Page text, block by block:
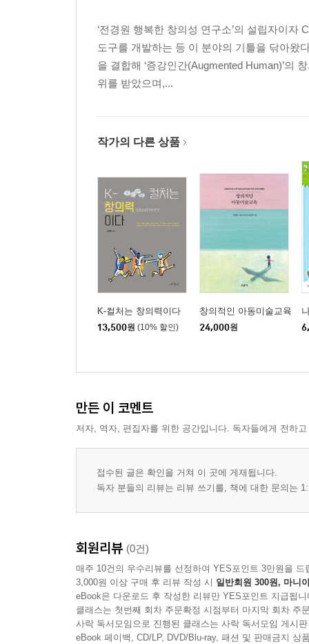
- 검사 도구
- 분 석
- 연구 질문
‘전경원 행복한 창의성 연구소’의 설립자이
도구를 개발하는 등 이 분야의 기틀을 닦아왔
을 결합해 ‘증강인간(Augmented Human)’의
위를 받았으며,...
작가의 다른 상품
K-컬처는 창의력이다
13,500원 (10% 할인)
창의적인 아동미술교육
24,000원
만든 이 코멘트
저자, 역자, 편집자를 위한 공간입니다. 독자들에게 전하
접수된 글은 확인을 거쳐 이 곳에 게재됩니다.
독자 분들의 리뷰는 리뷰 쓰기를, 책에 대한 문의는
회원리뷰 (0건)
매주 10건의 우수리뷰를 선정하여 YES포인트 3만원을 드
3,000원 이상 구매 후 리뷰 작성 시 일반회원 300원, 마니
eBook은 다운로드 후 작성한 리뷰만 YES포인트 지급됩니
클래스는 첫번째 회차 주문확정 시점부터 마지막 회차 주
사락 독서모임으로 진행된 클래스는 사락 독서모임 게시
eBook 페이백, CD/LP, DVD/Blu-ray, 패션 및 판매금지 상